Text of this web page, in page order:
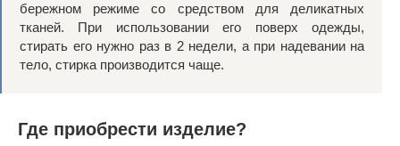
бережном режиме со средством для деликатных
тканей. При использовании его поверх одежды,
стирать его нужно раз в 2 недели, а при надевании на
тело, стирка производится чаще.
Где приобрести изделие?